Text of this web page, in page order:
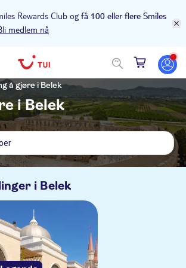
Rewards Club og få 100 eller flere Smiles
medlem nå
å gjøre i Belek
i Belek
i Belek
Max NOK
hotellet
Resort
Resort
Belek
og tradisjoner